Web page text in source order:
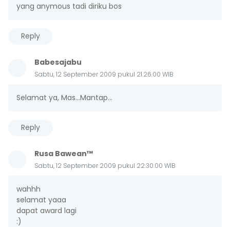
yang anymous tadi diriku bos
Reply
Babesajabu
Sabtu, 12 September 2009 pukul 21.26.00 WIB
Selamat ya, Mas...Mantap...
Reply
Rusa Bawean™
Sabtu, 12 September 2009 pukul 22.30.00 WIB
wahhh
selamat yaaa
dapat award lagi
:)